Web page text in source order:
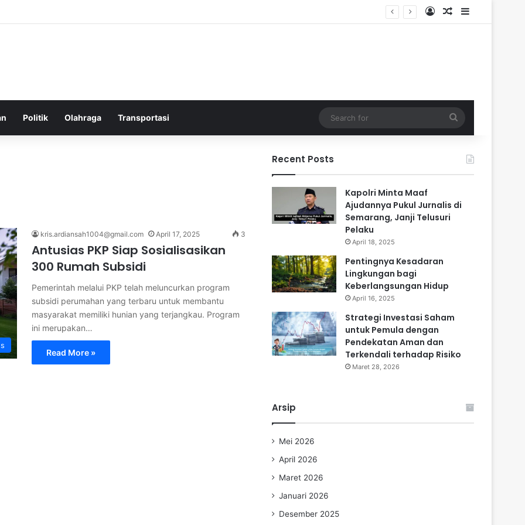
Log InRandom Article
Sidebar
Politik Olahraga Transportasi
for
kris.ardiansah1004@gmail.com April 17, 2025 3
Antusias PKP Siap Sosialisasikan
300 Rumah Subsidi
Pemerintah melalui PKP telah meluncurkan program
subsidi perumahan yang terbaru untuk membantu
masyarakat memiliki hunian yang terjangkau. Program
ini merupakan…
Read More »
Recent Posts
Kapolri Minta Maaf
Ajudannya Pukul Jurnalis di
Semarang, Janji Telusuri
Pelaku
April 18, 2025
Pentingnya Kesadaran
Lingkungan bagi
Keberlangsungan Hidup
April 16, 2025
Strategi Investasi Saham
untuk Pemula dengan
Pendekatan Aman dan
Terkendali terhadap Risiko
Maret 28, 2026
Arsip
Mei 2026
April 2026
Maret 2026
Januari 2026
Desember 2025